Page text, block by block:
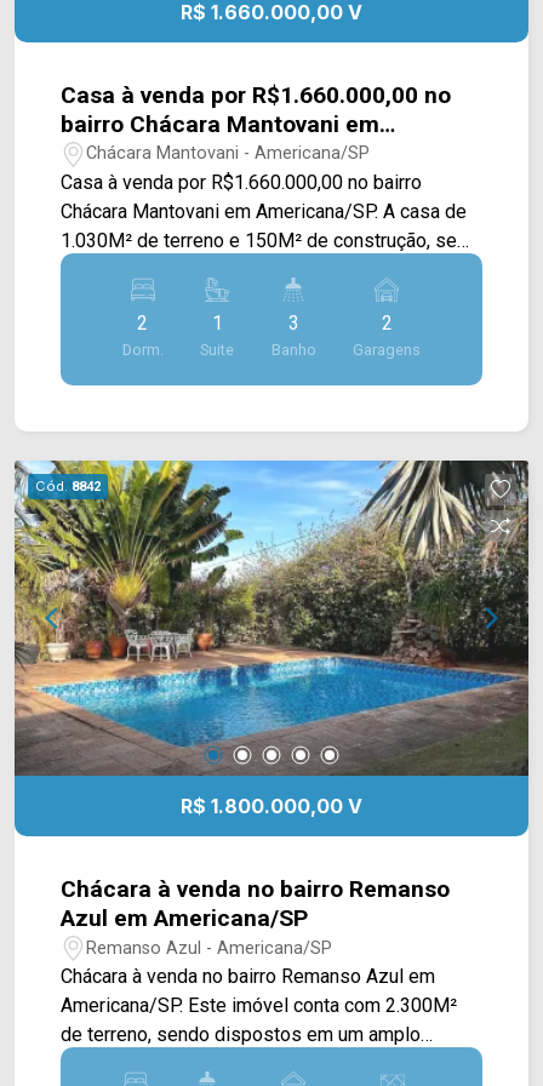
R$ 1.660.000,00 V
Casa à venda por R$1.660.000,00 no
bairro Chácara Mantovani em
Americana/SP
Chácara Mantovani - Americana/SP
Casa à venda por R$1.660.000,00 no bairro
Chácara Mantovani em Americana/SP. A casa de
1.030M² de terreno e 150M² de construção, se
constitui em sala de estar e jantar integradas com
a cozinha planejada, espaço gourmet com
churrasqueira a carvão e área de serviço. Sua
área externa é ampla possuindo um quintal
grande e todo gramado, além de uma piscina. >
garagem cobertas. *Aceita permuta. Esta
localizado próximo a Av. Comendador Thomáz
Fortunato, restaurantes e entre outros, conta com
fácil acesso a Rod. Anhanguera e a Av. Antônio
Pinto Duarte. Entre em contato com a nossa
equipe e agende a sua visita!! WhatsApp e
Telefone Arbix: (19) 3475-4546 ARBIX IMÓVEIS -
Presente em cada mudança!
2
Dorm.
1
Suite
3
Banho
2
Garagens
Cód. 8842
R$ 1.800.000,00 V
Chácara à venda no bairro Remanso
Azul em Americana/SP
Remanso Azul - Americana/SP
Chácara à venda no bairro Remanso Azul em
Americana/SP. Este imóvel conta com 2.300M²
de terreno, sendo dispostos em um amplo
espaço verde disponível, espaço gourmet com